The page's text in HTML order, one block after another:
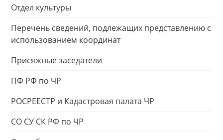
Отдел культуры
Перечень сведений, подлежащих представлению с
использованием координат
Присяжные заседатели
ПФ РФ по ЧР
РОСРЕЕСТР и Кадастровая палата ЧР
СО СУ СК РФ по ЧР